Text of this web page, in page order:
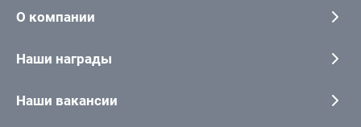
О компании
Наши награды
Наши вакансии